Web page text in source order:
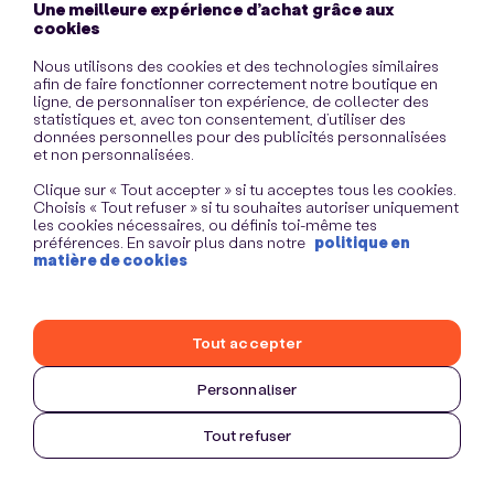
Une meilleure expérience d’achat grâce aux
cookies
Nous utilisons des cookies et des technologies similaires
afin de faire fonctionner correctement notre boutique en
ligne, de personnaliser ton expérience, de collecter des
statistiques et, avec ton consentement, d’utiliser des
données personnelles pour des publicités personnalisées
et non personnalisées.
Clique sur « Tout accepter » si tu acceptes tous les cookies.
Choisis « Tout refuser » si tu souhaites autoriser uniquement
les cookies nécessaires, ou définis toi-même tes
préférences. En savoir plus dans notre politique en
matière de cookies
Personnaliser
Tout refuser
Tout accepter